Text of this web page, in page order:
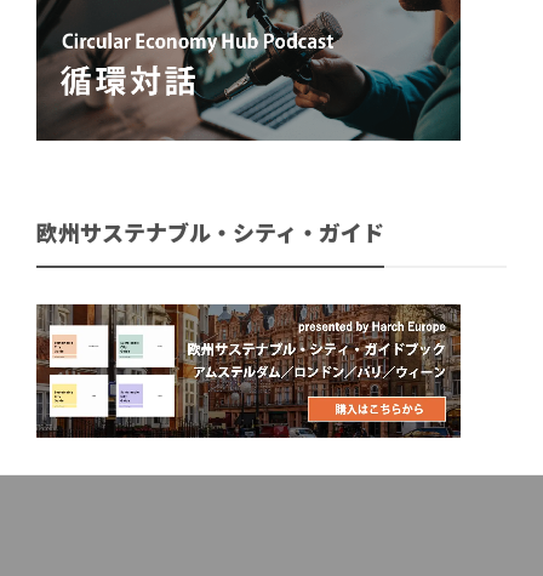
欧州サステナブル・シティ・ガイド